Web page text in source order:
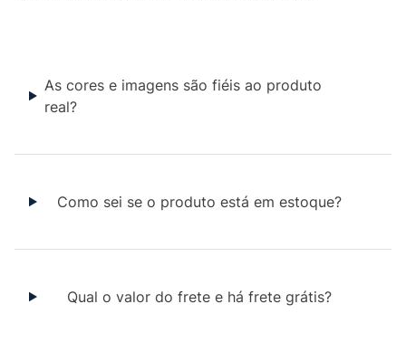
As cores e imagens são fiéis ao produto
real?
Como sei se o produto está em estoque?
Qual o valor do frete e há frete grátis?